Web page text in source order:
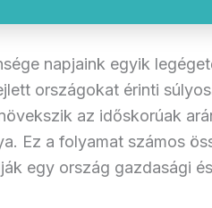
napjaink egyik
országokat érinti
az időskorúak
Ez a folyamat számos
egy ország gazdasági